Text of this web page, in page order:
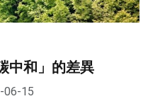
中和」的差異
06-15